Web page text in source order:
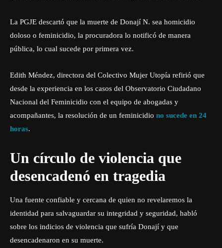
La PGJE descartó que la muerte de Donají N. sea homicidio
doloso o feminicidio, la procuradora lo notificó de manera
pública, lo cual sucede por primera vez.
Edith Méndez, directora del Colectivo Mujer Utopía refirió que
desde la experiencia en los casos del Observatorio Ciudadano
Nacional del Feminicidio con el equipo de abogadas y
acompañantes, la resolución de un feminicidio no sucede en 24
horas.
Un círculo de violencia que
desencadenó en tragedia
Una fuente confiable y cercana de quien no revelaremos la
identidad para salvaguardar su integridad y seguridad, habló
sobre los indicios de violencia que sufría Donají y que
desencadenaron en su muerte.